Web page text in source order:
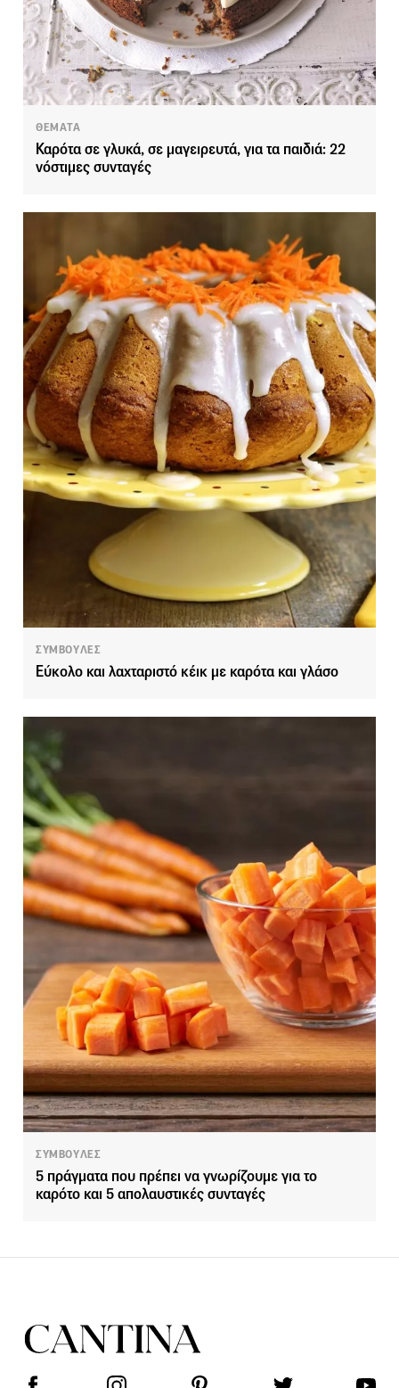
ΘΕΜΑΤΑ
Καρότα σε γλυκά, σε μαγειρευτά, για τα παιδιά: 22
νόστιμες συνταγές
ΣΥΜΒΟΥΛΕΣ
Εύκολο και λαχταριστό κέικ με καρότα και γλάσο
ΣΥΜΒΟΥΛΕΣ
5 πράγματα που πρέπει να γνωρίζουμε για το
καρότο και 5 απολαυστικές συνταγές